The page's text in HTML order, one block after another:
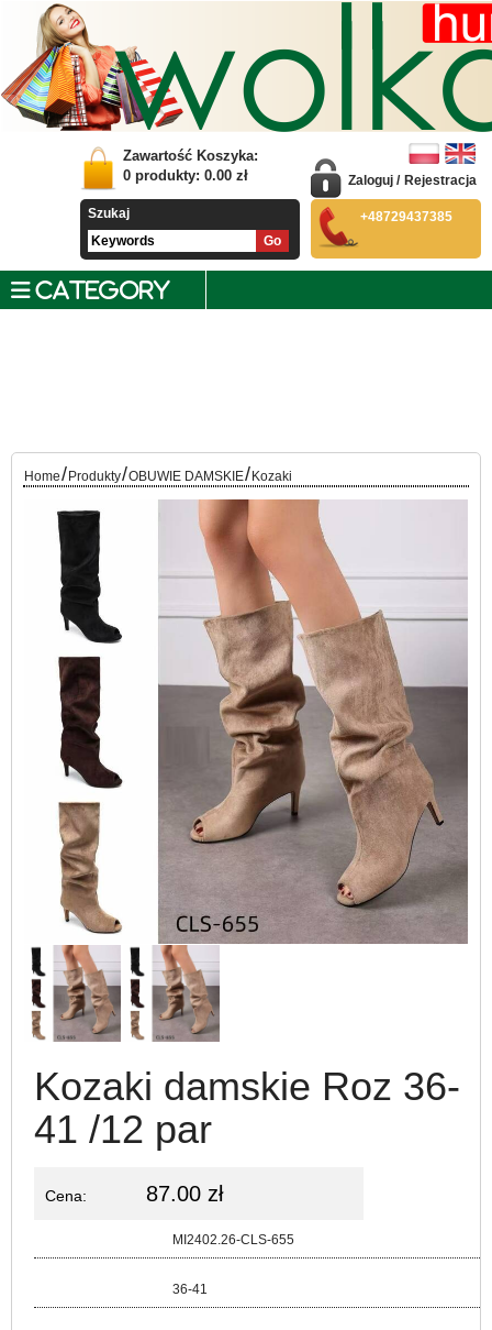
Zawartość Koszyka:
0 produkty: 0.00 zł
Szukaj
Zaloguj / Rejestracja
+48729437385
CATEGORY
Home/ Produkty/OBUWIE DAMSKIE/ Kozaki
Kozaki damskie Roz 36-
41 /12 par
Cena: 87.00 zł
MI2402.26-CLS-655
36-41